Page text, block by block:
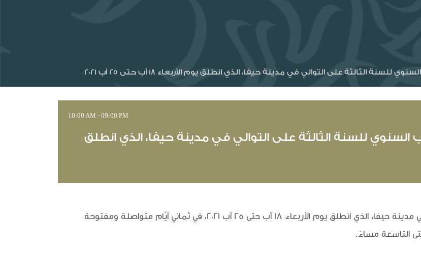
الثالثة على التوالي في مدينة حيفا، الذي انطلق يوم الأربعاء 18 آب حتى 25 آب 2021
10:00 AM - 09:00 PM
السنوي للسنة الثالثة على التوالي في مدينة حيفا، الذي انطلق
افتتاح معرض الكتاب السنوي للسنة الثالثة على التوالي في مدينة حيفا، الذي انطلق يوم الأربعاء 18 آب حتى 25 آب 2021، في ثماني أيّام متواصلة ومفتوحة
التاسعة مساءً.